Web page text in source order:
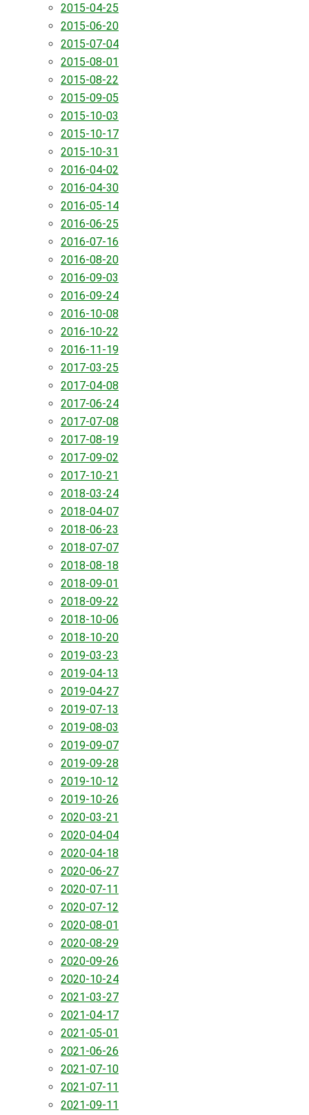
2015-04-25
2015-06-20
2015-07-04
2015-08-01
2015-08-22
2015-09-05
2015-10-03
2015-10-17
2015-10-31
2016-04-02
2016-04-30
2016-05-14
2016-06-25
2016-07-16
2016-08-20
2016-09-03
2016-09-24
2016-10-08
2016-10-22
2016-11-19
2017-03-25
2017-04-08
2017-06-24
2017-07-08
2017-08-19
2017-09-02
2017-10-21
2018-03-24
2018-04-07
2018-06-23
2018-07-07
2018-08-18
2018-09-01
2018-09-22
2018-10-06
2018-10-20
2019-03-23
2019-04-13
2019-04-27
2019-07-13
2019-08-03
2019-09-07
2019-09-28
2019-10-12
2019-10-26
2020-03-21
2020-04-04
2020-04-18
2020-06-27
2020-07-11
2020-07-12
2020-08-01
2020-08-29
2020-09-26
2020-10-24
2021-03-27
2021-04-17
2021-05-01
2021-06-26
2021-07-10
2021-07-11
2021-09-11